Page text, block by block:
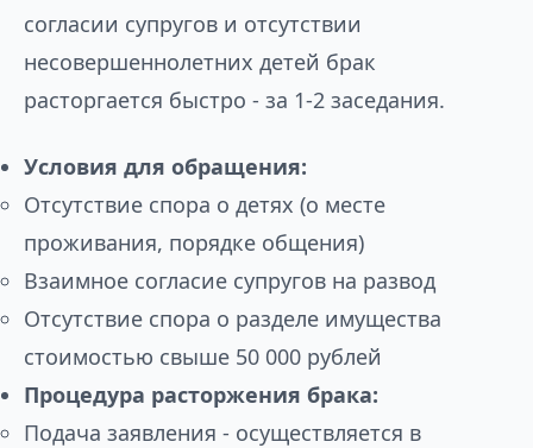
согласии супругов и отсутствии
несовершеннолетних детей брак
расторгается быстро - за 1-2 заседания.
Условия для обращения:
Отсутствие спора о детях (о месте
проживания, порядке общения)
Взаимное согласие супругов на развод
Отсутствие спора о разделе имущества
стоимостью свыше 50 000 рублей
Процедура расторжения брака:
Подача заявления - осуществляется в